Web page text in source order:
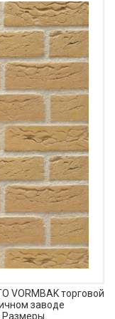
VORMBAK торговой
заводе
Размеры